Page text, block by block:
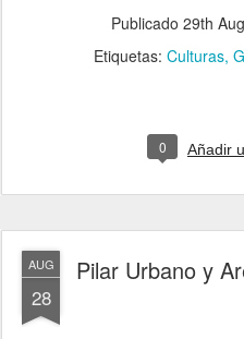
Publicado 29th
Etiquetas: Culturas
0 Añadir
AUG
28
Pilar Urbano y